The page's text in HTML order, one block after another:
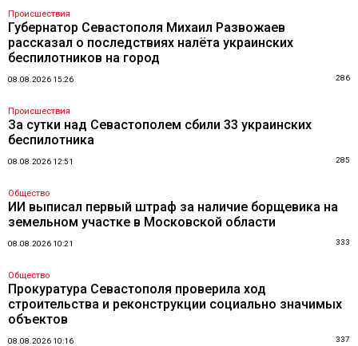
Происшествия
Губернатор Севастополя Михаил Развожаев
рассказал о последствиях налёта украинских
беспилотников на город
08.08.2026 15:26 286
Происшествия
За сутки над Севастополем сбили 33 украинских
беспилотника
08.08.2026 12:51 285
Общество
ИИ выписал первый штраф за наличие борщевика на
земельном участке в Московской области
08.08.2026 10:21 333
Общество
Прокуратура Севастополя проверила ход
строительства и реконструкции социально значимых
объектов
08.08.2026 10:16 337